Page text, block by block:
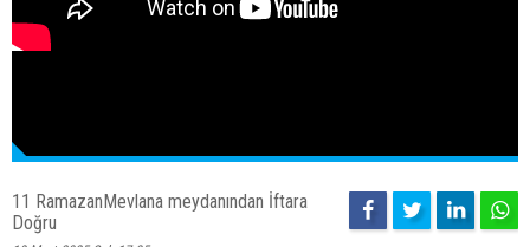
11 RamazanMevlana meydanından İftara
Doğru